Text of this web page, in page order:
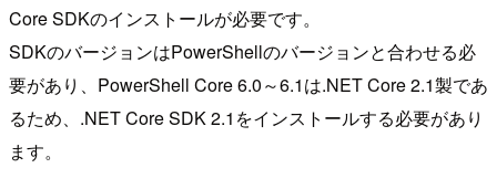
Core SDKのインストールが必要です。
SDKのバージョンはPowerShellのバージョンと合わせる必
要があり、PowerShell Core 6.0～6.1は.NET Core 2.1製であ
るため、.NET Core SDK 2.1をインストールする必要があり
ます。